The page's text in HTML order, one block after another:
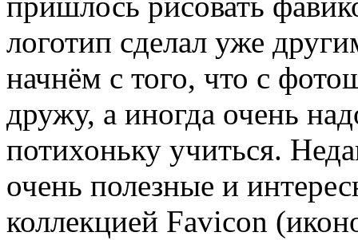
логотип сделал уже
начнём с того, что с
дружу, а иногда очень
потихоньку учиться.
очень полезные и
коллекцией Favicon